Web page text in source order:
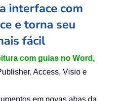
interface com
e torna seu
fácil
com guias no Word,
Access, Visio e